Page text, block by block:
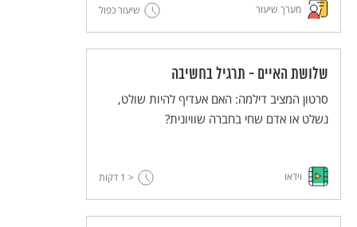
בכיתה על התופעה. המערך מבקש ללבן את
הערכים "חופש דת" ו"חופש מדת" כזכויות יסוד,
וכן לדון באופיו של החינוך הממלכתי ושל יהדות
חילונית.
מערך שיעור שיעור כפול
שלושת האיים - תרגיל בחשיבה
סרטון המציב דילמה: האם אעדיף להיות שולט,
נשלט או אדם שחי בחברה שוויונית?
וידאו < 1 דקות